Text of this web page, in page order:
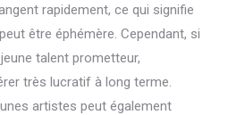
rapidement, ce qui signifie
être éphémère. Cependant, si
talent prometteur,
très lucratif à long terme.
artistes peut également